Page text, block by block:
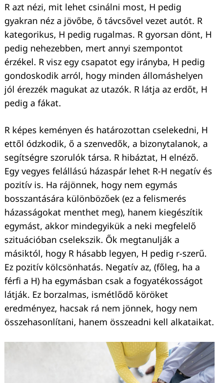
R azt nézi, mit lehet csinálni most, H pedig
gyakran néz a jövőbe, ő távcsővel vezet autót. R
kategorikus, H pedig rugalmas. R gyorsan dönt, H
pedig nehezebben, mert annyi szempontot
érzékel. R visz egy csapatot egy irányba, H pedig
gondoskodik arról, hogy minden állomáshelyen
jól érezzék magukat az utazók. R látja az erdőt, H
pedig a fákat.
R képes keményen és határozottan cselekedni, H
ettől ódzkodik, ő a szenvedők, a bizonytalanok, a
segítségre szorulók társa. R hibáztat, H elnéző.
Egy vegyes felállású házaspár lehet R-H negatív és
pozitív is. Ha rájönnek, hogy nem egymás
bosszantására különbözőek (ez a felismerés
házasságokat menthet meg), hanem kiegészítik
egymást, akkor mindegyikük a neki megfelelő
szituációban cselekszik. Ők megtanulják a
másiktól, hogy R hásabb legyen, H pedig r-szerű.
Ez pozitív kölcsönhatás. Negatív az, (főleg, ha a
férfi a H) ha egymásban csak a fogyatékosságot
látják. Ez borzalmas, ismétlődő köröket
eredményez, hacsak rá nem jönnek, hogy nem
összehasonlítani, hanem összeadni kell alkataikat.